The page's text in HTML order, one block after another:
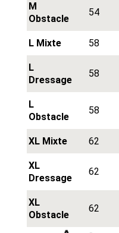
M
Obstacle
54
L Mixte 58
L
Dressage
58
L
Obstacle
58
XL Mixte 62
XL
Dressage
62
XL
Obstacle
62